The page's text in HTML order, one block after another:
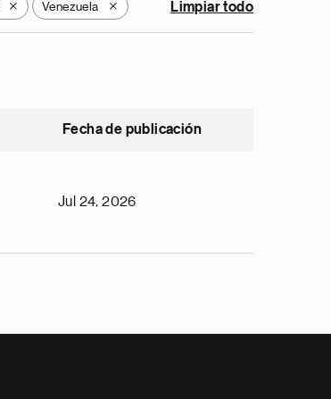
X Venezuela X Limpiar todo
Fecha de publicación
Jul 24, 2026